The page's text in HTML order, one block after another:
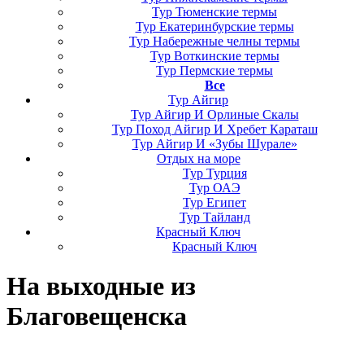
Тур Тюменские термы
Тур Екатеринбурские термы
Тур Набережные челны термы
Тур Воткинские термы
Тур Пермские термы
Все
Тур Айгир
Тур Айгир И Орлиные Скалы
Тур Поход Айгир И Хребет Караташ
Тур Айгир И «Зубы Шурале»
Отдых на море
Тур Турция
Тур ОАЭ
Тур Египет
Тур Тайланд
Красный Ключ
Красный Ключ
На выходные из
Благовещенска